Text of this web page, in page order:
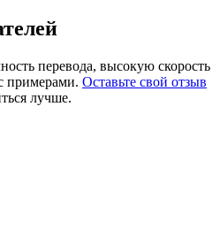
перевода, высокую скорость
примерами. Оставьте свой отзыв
лучше.